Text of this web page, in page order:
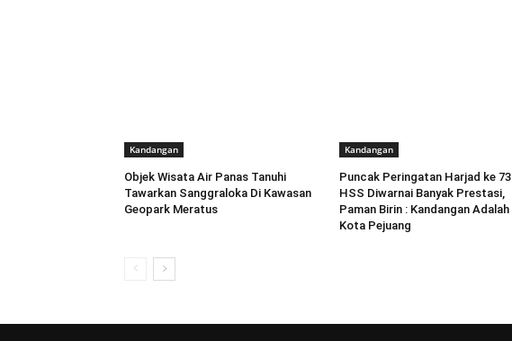
Kandangan
Objek Wisata Air Panas Tanuhi
Tawarkan Sanggraloka Di Kawasan
Geopark Meratus
Kandangan
Puncak Peringatan Harjad ke 73
HSS Diwarnai Banyak Prestasi,
Paman Birin : Kandangan Adalah
Kota Pejuang